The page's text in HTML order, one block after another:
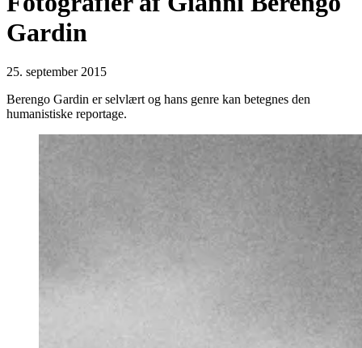
Gardin
25. september 2015
Berengo Gardin er selvlært og hans genre kan betegnes den
humanistiske reportage.